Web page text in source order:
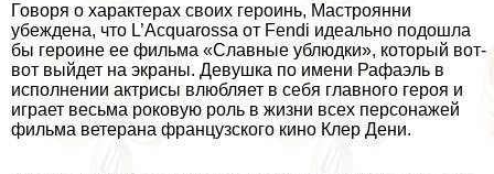
Говоря о хаpaктерах своих героинь, Мастроянни
убеждена, что L’Acquarossa от Fendi идеально подошла
бы героине ее фильма «Славные ублюдки», который вот-
вот выйдет на экраны. Девушка по имени Рафаэль в
исполнении актрисы влюбляет в себя главного героя и
играет весьма роковую роль в жизни всех персонажей
фильма ветерана французского кино Клер Дени.